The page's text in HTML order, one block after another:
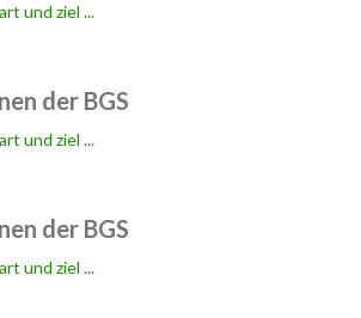
und ziel ...
der BGS
und ziel ...
der BGS
und ziel ...